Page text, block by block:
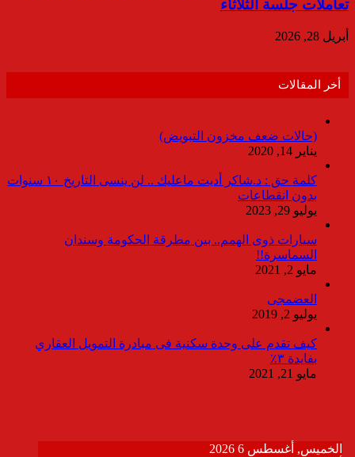
تعاملات جلسة الثلاثاء
أبريل 28, 2026
أخر المقالات
(حالات ضعف مخزون التبويض)
يناير 14, 2020
كلمة حق : د.شاكر أديت ماعليك .. لن ينسى التاريخ ١٠ سنوات
بدون انقطاعات
يوليو 29, 2023
سيارات ذوى الهمم.. بين مطرقة الحكومة وسندان
السماسرة!!
مايو 2, 2021
العضمجى
يوليو 2, 2019
كيف تقدم على وحدة سكنية فى مبادرة التمويل العقاري
بفايدة ٣٪
مايو 21, 2021